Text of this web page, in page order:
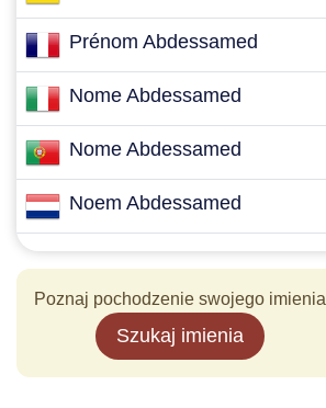
Prénom Abdessamed
Nome Abdessamed
Nome Abdessamed
Noem Abdessamed
Poznaj pochodzenie swojego imienia
Szukaj imienia